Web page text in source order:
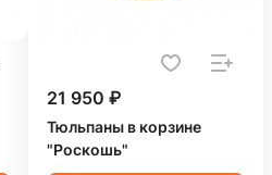
21 950 ₽
Тюльпаны в корзине
"Роскошь"